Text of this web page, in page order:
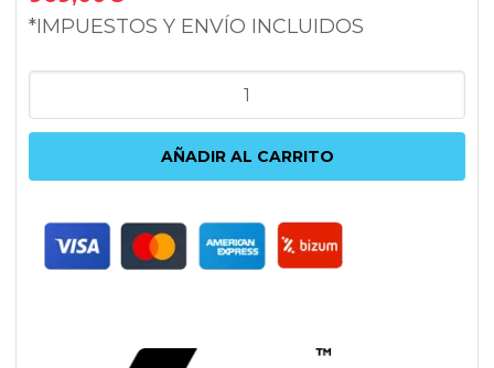
*IMPUESTOS Y ENVÍO INCLUIDOS
RACINGLINE
PERFORMANCE
|
GOLF
AÑADIR AL CARRITO